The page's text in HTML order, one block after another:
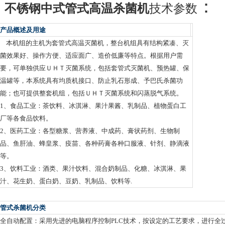
不锈钢中式管式高温杀菌机技术参数 ：
产品概述及用途
本机组的主机为套管式高温灭菌机，整台机组具有结构紧凑、灭
菌效果好、操作方便、适应面广、造价低廉等特点。根据用户需
要，可单独供应ＵＨＴ灭菌系统，包括套管式灭菌机、预热罐、保
温罐等，本系统具有均质机接口、防止乳石形成、予巴氏杀菌功
能；也可提供整套机组，包括ＵＨＴ灭菌系统和闪蒸脱气系统。
1、食品工业：茶饮料、冰淇淋、果汁果酱、乳制品、植物蛋白工
厂等各食品饮料。
2、医药工业：各型糖浆、营养液、中成药、膏状药剂、生物制
品、鱼肝油、蜂皇浆、疫苗、各种药膏各种口服液、针剂、静滴液
等。
3、饮料工业：酒类、果汁饮料、混合奶制品、化糖、冰淇淋、果
汁、花生奶、蛋白奶、豆奶、乳制品、饮料等.
管式杀菌机分类
全自动配置：采用先进的电脑程序控制PLC技术，按设定的工艺要求，进行全